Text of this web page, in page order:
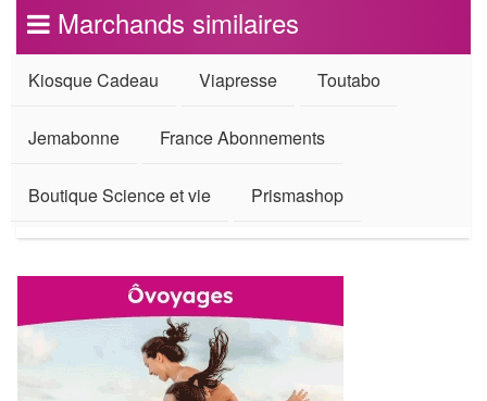
Marchands similaires
Kiosque Cadeau Viapresse Toutabo
Jemabonne France Abonnements
Boutique Science et vie Prismashop